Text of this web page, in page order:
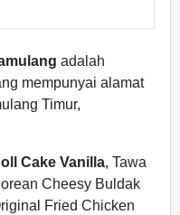
adalah
mempunyai alamat
Timur,
Cake Vanilla, Tawa
Cheesy Buldak
Fried Chicken